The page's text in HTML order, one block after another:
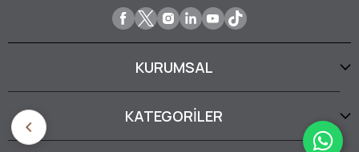
KURUMSAL
KATEGORİLER